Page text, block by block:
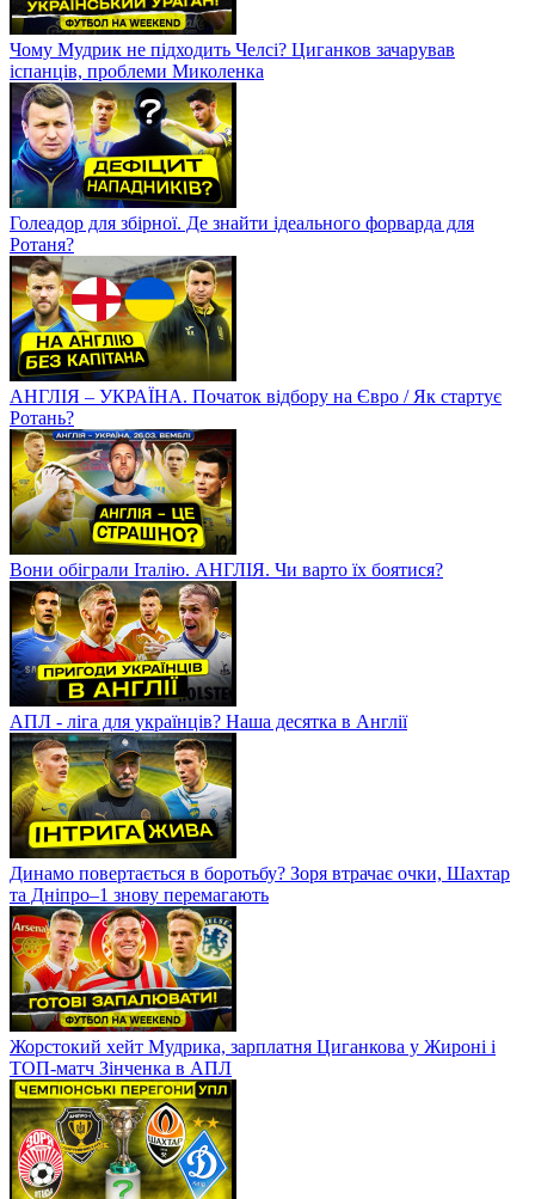
Чому Мудрик не підходить Челсі? Циганков зачарував
іспанців, проблеми Миколенка
Голеадор для збірної. Де знайти ідеального форварда для
Ротаня?
АНГЛІЯ – УКРАЇНА. Початок відбору на Євро / Як стартує
Ротань?
Вони обіграли Італію. АНГЛІЯ. Чи варто їх боятися?
АПЛ - ліга для українців? Наша десятка в Англії
Динамо повертається в боротьбу? Зоря втрачає очки, Шахтар
та Дніпро–1 знову перемагають
Жорстокий хейт Мудрика, зарплатня Циганкова у Жироні і
ТОП-матч Зінченка в АПЛ